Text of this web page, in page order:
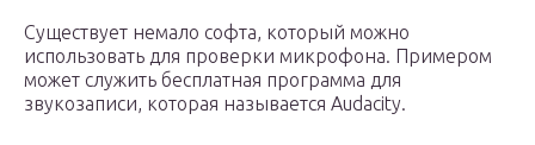
Существует немало софта, который можно
использовать для проверки микрофона. Примером
может служить бесплатная программа для
звукозаписи, которая называется Audacity.